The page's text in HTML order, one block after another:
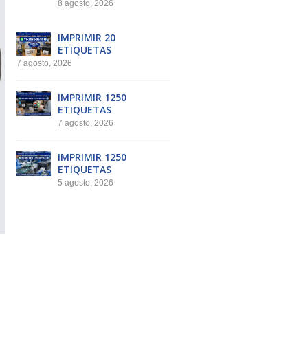
8 agosto, 2026
IMPRIMIR 20
ETIQUETAS
7 agosto, 2026
IMPRIMIR 1250
ETIQUETAS
7 agosto, 2026
IMPRIMIR 1250
ETIQUETAS
5 agosto, 2026